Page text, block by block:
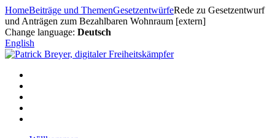
Zum
Inhalt
springen
HomeBeiträge und ThemenGesetzentwürfeRede zu Gesetzentwurf
und Anträgen zum Bezahlbaren Wohnraum [extern]
Change language: Deutsch
English